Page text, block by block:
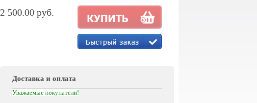
2 500.00 руб.
Доставка и оплата
Уважаемые покупатели!